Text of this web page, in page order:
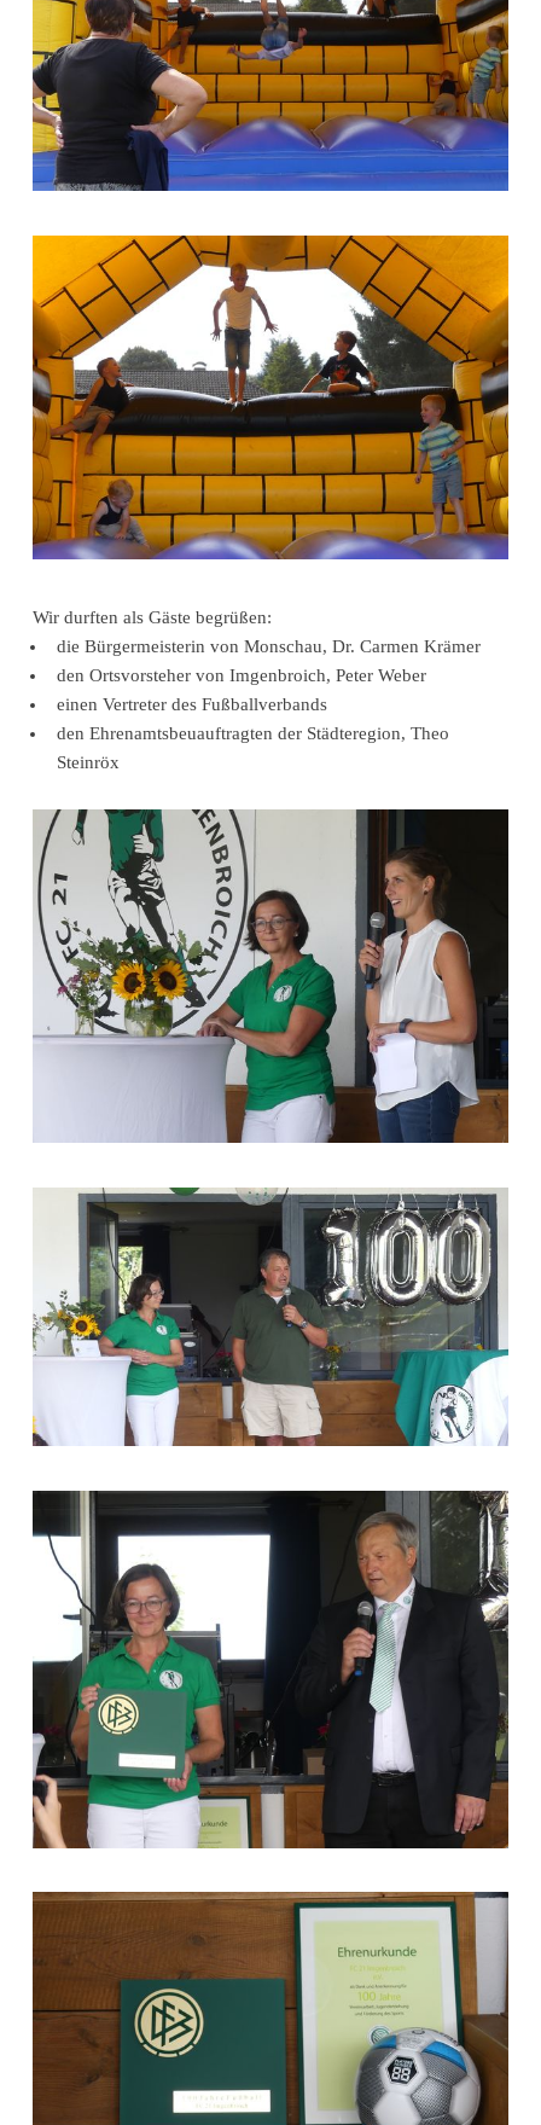
Wir durften als Gäste begrüßen:
die Bürgermeisterin von Monschau, Dr. Carmen Krämer
den Ortsvorsteher von Imgenbroich, Peter Weber
einen Vertreter des Fußballverbands
den Ehrenamtsbeuauftragten der Städteregion, Theo
Steinröx